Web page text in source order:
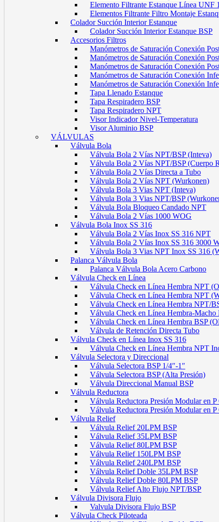
Elemento Filtrante Estanque Línea UNF
Elementos Filtrante Filtro Montaje
Colador Succión Interior Estanque
Colador Succión Interior Estanque BSP
Accesorios Filtros
Manómetros de Saturación Conexión
Manómetros de Saturación Conexión
Manómetros de Saturación Conexión
Manómetros de Saturación Conexión
Manómetros de Saturación Conexión
Tapa Llenado Estanque
Tapa Respiradero BSP
Tapa Respiradero NPT
Visor Indicador Nivel-Temperatura
Visor Aluminio BSP
VÁLVULAS
Válvula Bola
Válvula Bola 2 Vías NPT/BSP (Inteva)
Válvula Bola 2 Vías NPT/BSP (Cuerpo
Válvula Bola 2 Vías Directa a Tubo
Válvula Bola 2 Vías NPT (Wurkonen)
Válvula Bola 3 Vias NPT (Inteva)
Válvula Bola 3 Vias NPT/BSP
Válvula Bola Bloqueo Candado NPT
Válvula Bola 2 Vías 1000 WOG
Válvula Bola Inox SS 316
Válvula Bola 2 Vías Inox SS 316 NPT
Válvula Bola 2 Vías Inox SS 316 3000
Válvula Bola 3 Vias NPT Inox SS 316
Palanca Válvula Bola
Palanca Válvula Bola Acero Carbono
Válvula Check en Línea
Válvula Check en Línea Hembra NPT
Válvula Check en Línea Hembra NPT
Válvula Check en Línea Hembra NPT/
Válvula Check en Línea Hembra-Macho
Válvula Check en Línea Hembra BSP
Válvula de Retención Directa Tubo
Válvula Check en Línea Inox SS 316
Válvula Check en Línea Hembra NPT
Válvula Selectora y Direccional
Válvula Selectora BSP 1/4″-1″
Válvula Selectora BSP (Alta Presión)
Válvula Direccional Manual BSP
Válvula Reductora
Válvula Reductora Presión Modular en
Válvula Reductora Presión Modular en
Válvula Relief
Válvula Relief 20LPM BSP
Válvula Relief 35LPM BSP
Válvula Relief 80LPM BSP
Válvula Relief 150LPM BSP
Válvula Relief 240LPM BSP
Válvula Relief Doble 35LPM BSP
Válvula Relief Doble 80LPM BSP
Válvula Relief Alto Flujo NPT/BSP
Válvula Divisora Flujo
Valvula Divisora Flujo BSP
Válvula Check Piloteada